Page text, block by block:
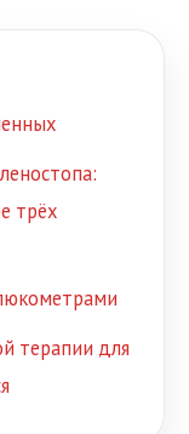
трёх
терапии для